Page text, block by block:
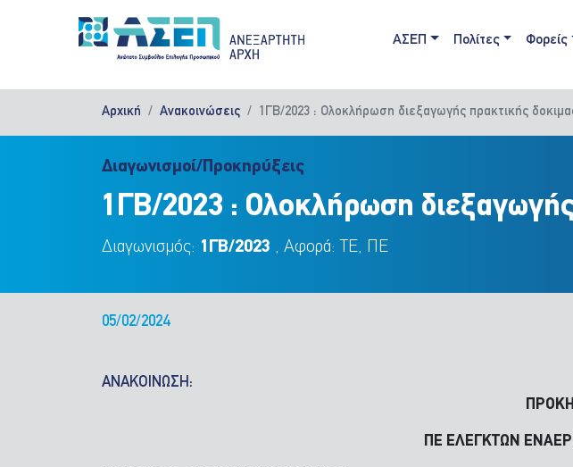
Main navigation
ΑΣΕΠ Πολίτες Φορείς
Αρχική Ανακοινώσεις 1ΓΒ/2023 : Ολοκλήρωση διεξαγωγής πρακτικής
Διαγωνισμοί/Προκηρύξεις
1ΓΒ/2023 : Ολοκλήρωση
Διαγωνισμός: 1ΓΒ/2023 , Αφορά: ΤΕ, ΠΕ
05/02/2024
ΑΝΑΚΟΙΝΩΣΗ:
ΠΕ ΕΛΕΓΚΤΩΝ